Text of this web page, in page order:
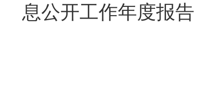
息公开工作年度报告